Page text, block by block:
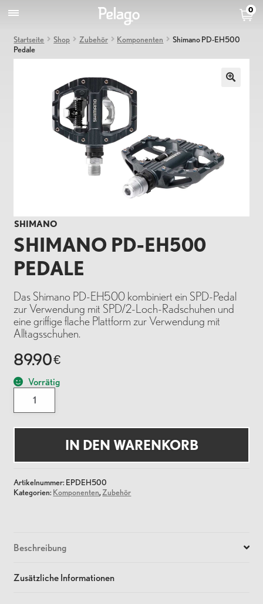
0
Startseite Shop Zubehör Komponenten
Shimano PD-EH500
Pedale
SHIMANO
SHIMANO PD-EH500
PEDALE
Das Shimano PD-EH500 kombiniert ein SPD-Pedal
zur Verwendung mit SPD/2-Loch-Radschuhen und
eine griffige flache Plattform zur Verwendung mit
Alltagsschuhen.
89.90€
Vorrätig
Shimano
EH500
Menge
IN DEN WARENKORB
Artikelnummer: EPDEH500
Kategorien: Komponenten, Zubehör
Beschreibung
Zusätzliche Informationen